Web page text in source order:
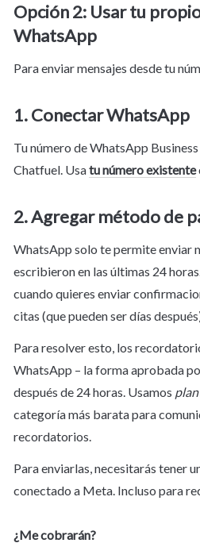
Opción 2: Usar tu
WhatsApp
Para enviar mensajes desde tu
1. Conectar WhatsApp
Tu número de WhatsApp
Chatfuel. Usa tu número existente
2. Agregar método de
WhatsApp solo te permite enviar
escribieron en las últimas 24
cuando quieres enviar
citas (que pueden ser días
Para resolver esto, los
WhatsApp – la forma aprobada
después de 24 horas. Usamos
categoría más barata para
recordatorios.
Para enviarlas, necesitarás tener
conectado a Meta. Incluso para
¿Me cobrarán?